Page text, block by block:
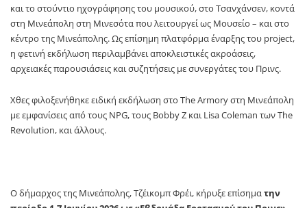
και το στούντιο ηχογράφησης του μουσικού, στο Τσανχάνσεν, κοντά
στη Μινεάπολη στη Μινεσότα που λειτουργεί ως Μουσείο – και στο
κέντρο της Μινεάπολης. Ως επίσημη πλατφόρμα έναρξης του project,
η φετινή εκδήλωση περιλαμβάνει αποκλειστικές ακροάσεις,
αρχειακές παρουσιάσεις και συζητήσεις με συνεργάτες του Πρινς.
Χθες φιλοξενήθηκε ειδική εκδήλωση στο The Armory στη Μινεάπολη
με εμφανίσεις από τους NPG, τους Bobby Z και Lisa Coleman των The
Revolution, και άλλους.
Ο δήμαρχος της Μινεάπολης, Τζέικομπ Φρέι, κήρυξε επίσηματην